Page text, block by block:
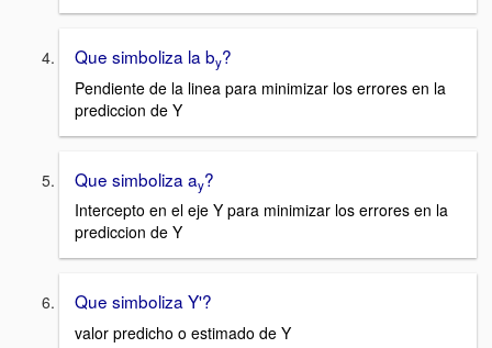
Que simboliza la by?
Pendiente de la linea para minimizar los errores en la
prediccion de Y
Que simboliza ay?
Intercepto en el eje Y para minimizar los errores en la
prediccion de Y
Que simboliza Y'?
valor predicho o estimado de Y